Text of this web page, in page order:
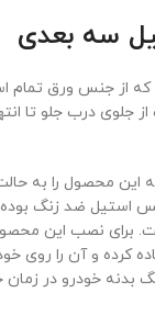
سه بعدی
از جنس ورق تمام
درب جلو تا
این محصول را به
استیل ضد زنگ
برای نصب این
کرده و آن را روی
خودرو در زمان